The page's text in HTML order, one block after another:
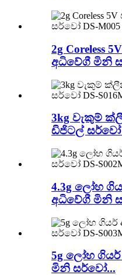
2g Coreless
අධිවේගී මිනි
3kg වැකුම්
ඩිජිටල් සර්වෝ
4.3g ලෝහ
අධිවේගී මිනි
5g ලෝහ ගියර්
මිනි සර්වෝ...